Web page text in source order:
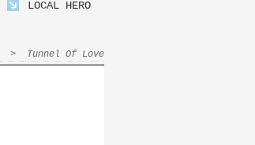
LOCAL HERO
> Tunnel Of Love